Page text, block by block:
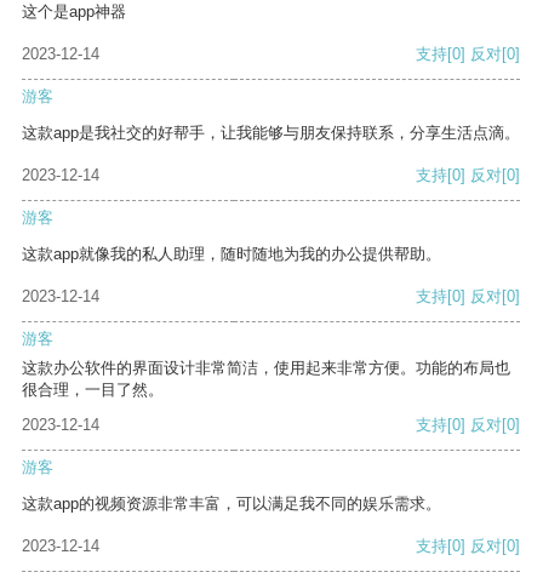
这个是app神器
2023-12-14 支持[0] 反对[0]
游客
这款app是我社交的好帮手，让我能够与朋友保持联系，分享生活点滴。
2023-12-14 支持[0] 反对[0]
游客
这款app就像我的私人助理，随时随地为我的办公提供帮助。
2023-12-14 支持[0] 反对[0]
游客
这款办公软件的界面设计非常简洁，使用起来非常方便。功能的布局也
很合理，一目了然。
2023-12-14
支持[0] 反对[0]
游客
这款app的视频资源非常丰富，可以满足我不同的娱乐需求。
2023-12-14 支持[0] 反对[0]